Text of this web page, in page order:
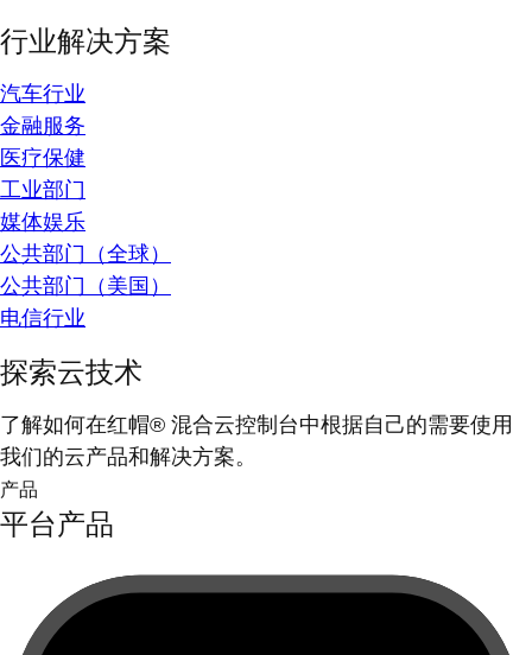
行业解决方案
汽车行业
金融服务
医疗保健
工业部门
媒体娱乐
公共部门（全球）
公共部门（美国）
电信行业
探索云技术
了解如何在红帽® 混合云控制台中根据自己的需要使用
我们的云产品和解决方案。
产品
平台产品